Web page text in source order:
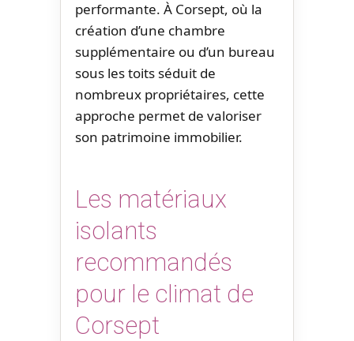
performante. À Corsept, où la
création d’une chambre
supplémentaire ou d’un bureau
sous les toits séduit de
nombreux propriétaires, cette
approche permet de valoriser
son patrimoine immobilier.
Les matériaux
isolants
recommandés
pour le climat de
Corsept